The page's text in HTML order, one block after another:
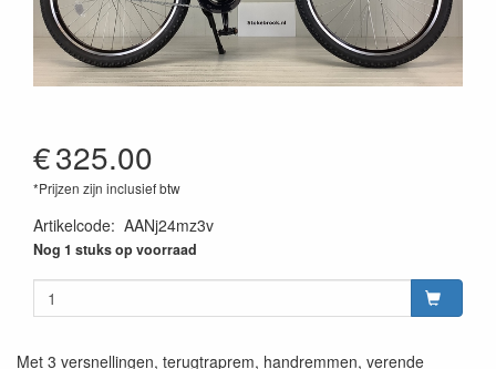
€325.00
*Prijzen zijn inclusief btw
Artikelcode: AANj24mz3v
Nog 1 stuks op voorraad
Met 3 versnellingen, terugtraprem, handremmen, verende